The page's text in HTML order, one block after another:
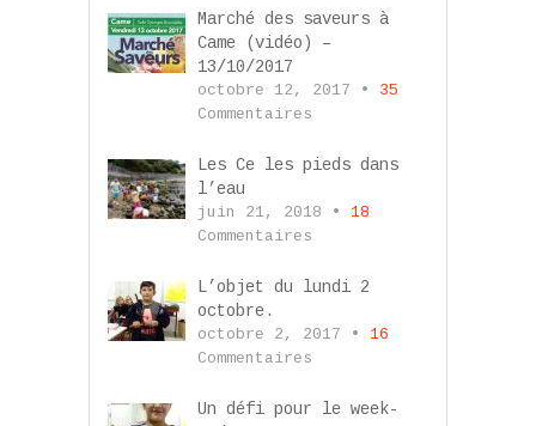
Marché des saveurs à
Came (vidéo) –
13/10/2017
octobre 12, 2017 • 35
Commentaires
Les Ce les pieds dans
l’eau
juin 21, 2018 • 18
Commentaires
L’objet du lundi 2
octobre.
octobre 2, 2017 • 16
Commentaires
Un défi pour le week-